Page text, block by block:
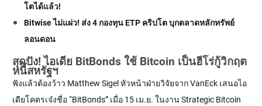
โตได้แล้ว!
Bitwise ไม่แผ่ว! ส่ง 4 กองทุน ETP คริปโต บุกตลาดหลักทรัพย์
ลอนดอน
สุดปัง! ไอเดีย BitBonds ใช้ Bitcoin เป็นฮีโร่กู้วิกฤต
หนี้สหรัฐฯ
ฟังแล้วต้องว้าว Matthew Sigel หัวหน้าฝ่ายวิจัยจาก VanEck เสนอไอ
เดียโคตรเจ๋งชื่อ “BitBonds” เมื่อ 15 เม.ย. ในงาน Strategic Bitcoin